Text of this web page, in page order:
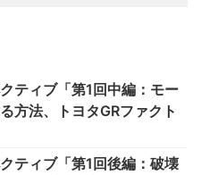
ティブ「第1回中編：モー
方法、トヨタGRファクト
ティブ「第1回後編：破壊